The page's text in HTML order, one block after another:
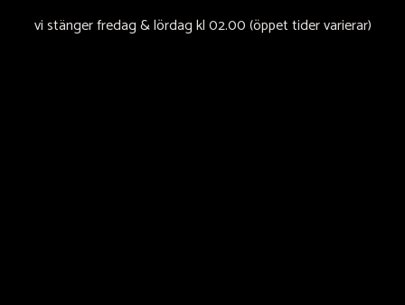
vi stänger fredag & lördag kl 02.00 (öppet tider varierar)